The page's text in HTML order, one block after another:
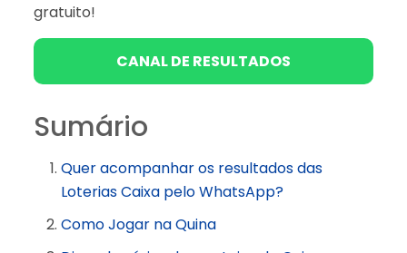
gratuito!
CANAL DE RESULTADOS
Sumário
Quer acompanhar os resultados das
Loterias Caixa pelo WhatsApp?
Como Jogar na Quina